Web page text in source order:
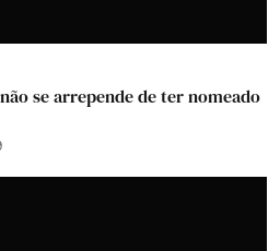
se arrepende de ter nomeado